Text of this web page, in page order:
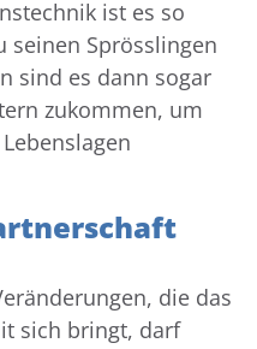
ist es so
seinen Sprösslingen
sind es dann sogar
zukommen, um
die das
sich bringt, darf